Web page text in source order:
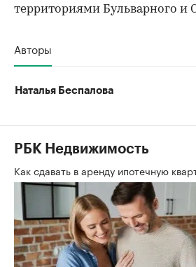
территориями Бульварного и
Авторы
Наталья Беспалова
РБК Недвижимость
Как сдавать в аренду ипотечную